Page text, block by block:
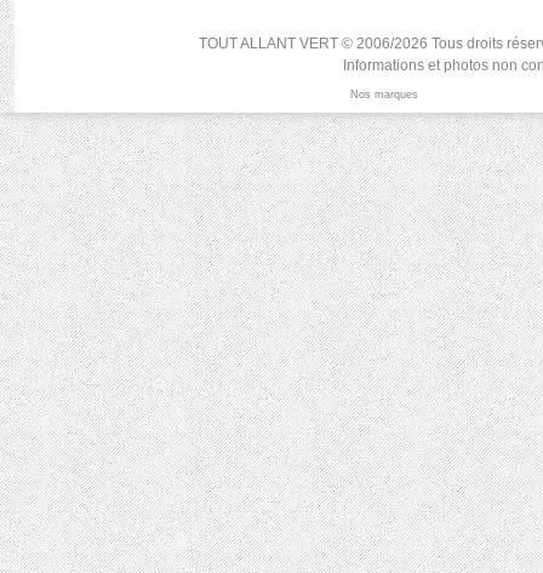
TOUT ALLANT VERT © 2006/2026 Tous droits
Informations et photos non
Nos marques